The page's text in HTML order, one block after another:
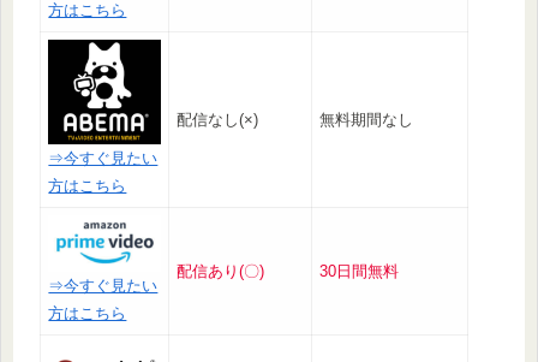
方はこちら
⇒今すぐ見たい
方はこちら
配信なし(×) 無料期間なし
⇒今すぐ見たい
方はこちら
配信あり(〇) 30日間無料